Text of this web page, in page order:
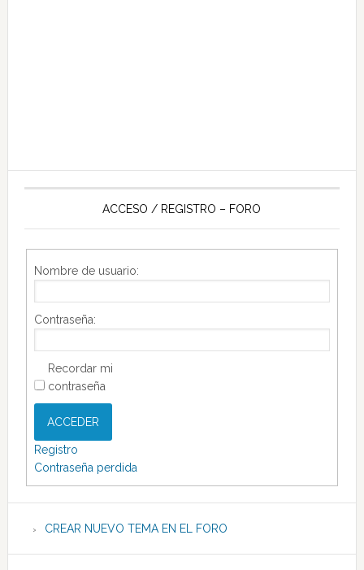
ACCESO / REGISTRO – FORO
Nombre de usuario:
Contraseña:
Recordar mi
contraseña
ACCEDER
Registro
Contraseña perdida
CREAR NUEVO TEMA EN EL FORO